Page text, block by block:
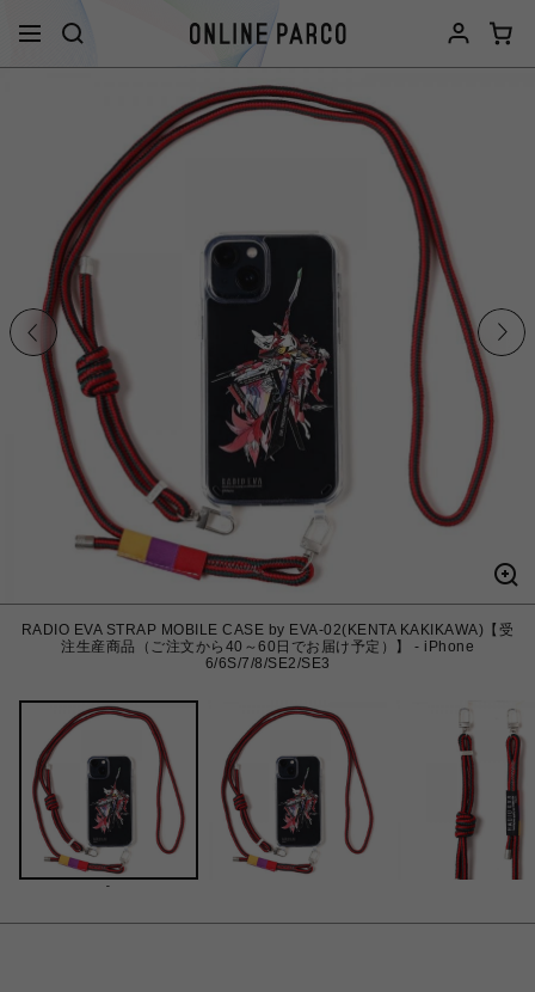
RADIO EVA STRAP MOBILE CASE by EVA-02(KENTA KAKIKAWA)【受
注生産商品（ご注文から40～60日でお届け予定）】 - iPhone
6/6S/7/8/SE2/SE3
-